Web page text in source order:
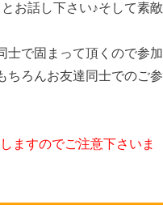
お話し下さい♪そして素敵
士で固まって頂くので参加
ちろんお友達同士でのご参
ますのでご注意下さいま